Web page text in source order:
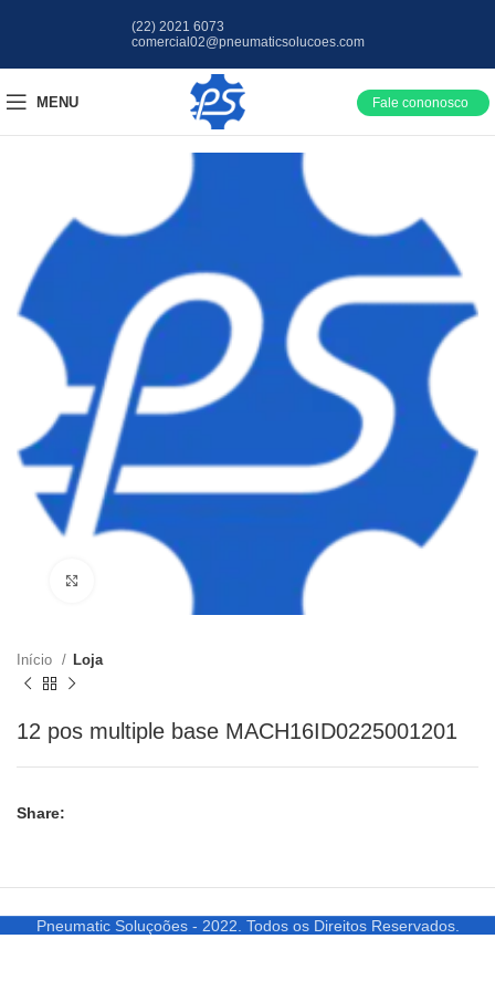
(22) 2021 6073
comercial02@pneumaticsolucoes.com
MENU Fale cononosco
Clique para ampliar
Início Loja
12 pos multiple base MACH16ID0225001201
Share:
Pneumatic Soluçoões - 2022. Todos os Direitos Reservados.